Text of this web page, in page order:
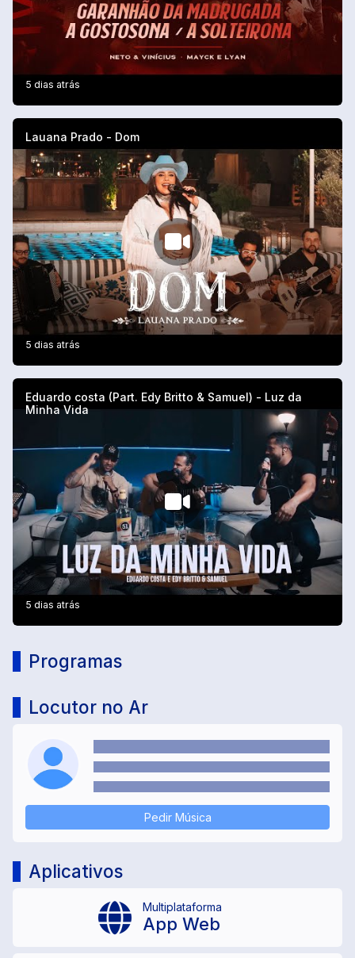
5 dias atrás
Lauana Prado - Dom
5 dias atrás
Eduardo costa (Part. Edy Britto & Samuel) - Luz da
Minha Vida
5 dias atrás
Programas
Locutor no Ar
Pedir Música
Aplicativos
Multiplataforma
App Web